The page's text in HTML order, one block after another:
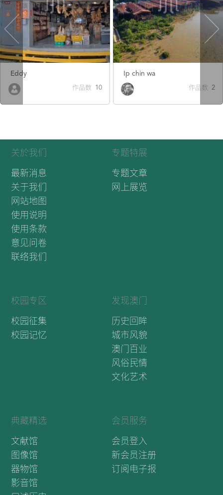
Eddy
作品数 10
Ip chin wa
作品数 2
关於我们
最新消息
关于我们
网站地图
使用说明
使用条款
意见问卷
联络我们
专题特展
专题文章
网上展览
校园专区
校园征集
校园记忆
发现澳门
历史回眸
城市风貌
澳门百业
风俗民情
文化艺术
典藏精选
文献馆
图像馆
器物馆
影音馆
会员服务
会员登入
新会员注册
订阅电子报